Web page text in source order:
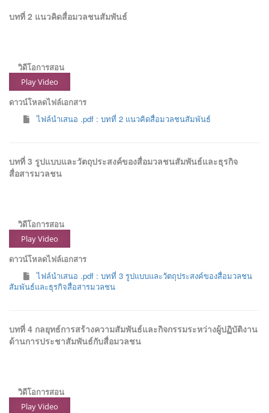
บทที่ 2 แนวคิดสื่อมวลชนสัมพันธ์
วิดีโอการสอน
Play Video
ดาวน์โหลดไฟล์เอกสาร
ไฟล์นำเสนอ .pdf : บทที่ 2 แนวคิดสื่อมวลชนสัมพันธ์
บทที่ 3 รูปแบบและวัตถุประสงค์ของสื่อมวลชนสัมพันธ์และธุรกิจ
สื่อสารมวลชน
วิดีโอการสอน
Play Video
ดาวน์โหลดไฟล์เอกสาร
ไฟล์นำเสนอ .pdf : บทที่ 3 รูปแบบและวัตถุประสงค์ของสื่อมวลชน
สัมพันธ์และธุรกิจสื่อสารมวลชน
บทที่ 4 กลยุทธ์การสร้างความสัมพันธ์และกิจกรรมระหว่างผู้ปฏิบัติงาน
ด้านการประชาสัมพันธ์กับสื่อมวลชน
วิดีโอการสอน
Play Video